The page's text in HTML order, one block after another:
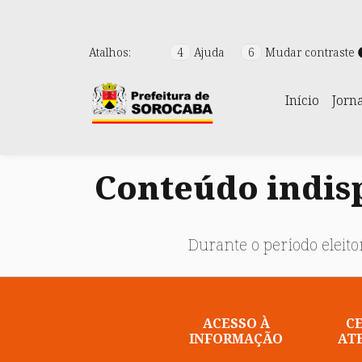
Atalhos: 4 Ajuda 6 Mudar contraste
Início
Conteúdo
Durante o período
ACESSO À
INFORMAÇÃO